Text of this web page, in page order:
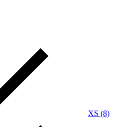
XS (8)